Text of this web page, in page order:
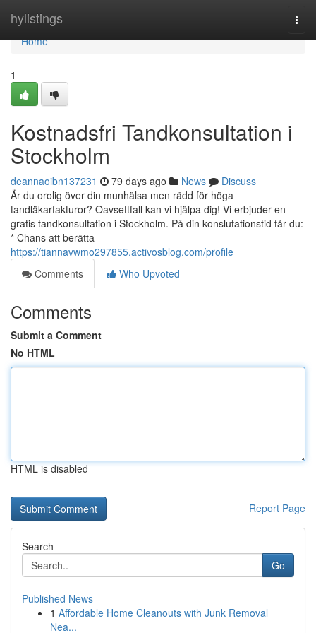
hylistings
Home
Home
1
Kostnadsfri Tandkonsultation i
Stockholm
deannaoibn137231 79 days ago News
Discuss
Är du orolig över din munhälsa men rädd för höga
tandläkarfakturor? Oavsettfall kan vi hjälpa dig! Vi erbjuder en
gratis tandkonsultation i Stockholm. På din konslutationstid får du:
* Chans att berätta
https://tiannavwmo297855.activosblog.com/profile
Comments
Who Upvoted
Comments
Submit a Comment
No HTML
HTML is disabled
Report Page
Search
Go
Published News
1 Affordable Home Cleanouts with Junk Removal
Nea...